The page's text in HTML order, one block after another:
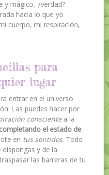
y mágico, ¿verdad?
hacia lo que yo
cuerpo, mi respiración,
para
lugar
entrar en el universo
Las puedes hacer por
conscientea la
completando el estado de
en tus sentidos. Todo
y de la
las barreras de tu